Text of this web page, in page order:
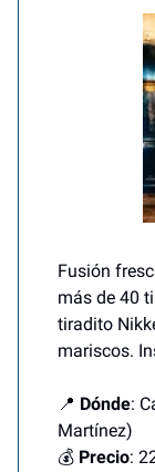
Fusión
más de 40
tiradito
mariscos.
📍 Dónde:
Martínez)
💰 Precio: